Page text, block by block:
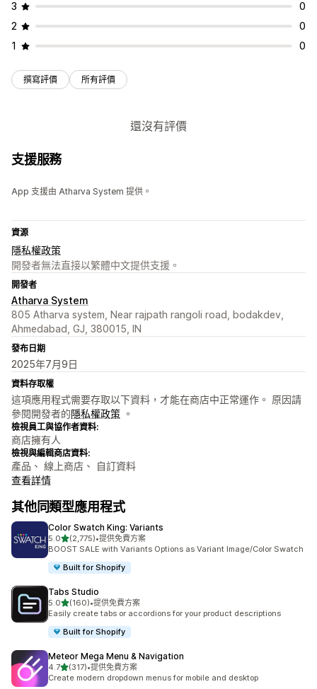
3
0
2
0
1
0
撰寫評價 所有評價
還沒有評價
支援服務
App 支援由 Atharva System 提供。
資源
隱私權政策
開發者無法直接以繁體中文提供支援。
開發者
Atharva System
805 Atharva system, Near rajpath rangoli road, bodakdev,
Ahmedabad, GJ, 380015, IN
發布日期
2025年7月9日
資料存取權
這項應用程式需要存取以下資料，才能在商店中正常運作。 原因請
參閱開發者的隱私權政策 。
檢視員工與協作者資料:
商店擁有人
檢視與編輯商店資料:
產品、 線上商店、 自訂資料
查看詳情
其他同類型應用程式
Color Swatch King: Variants
5.0滿分 5 顆星
(2,775)
共有 2775 則評價
•提供免費方案
BOOST SALE with Variants Options as Variant Image/Color Swatch
Built for Shopify
Tabs Studio
5.0滿分 5 顆星
(160)
共有 160 則評價
•提供免費方案
Easily create tabs or accordions for your product descriptions
Built for Shopify
Meteor Mega Menu & Navigation
4.7滿分 5 顆星
(317)
共有 317 則評價
•提供免費方案
Create modern dropdown menus for mobile and desktop